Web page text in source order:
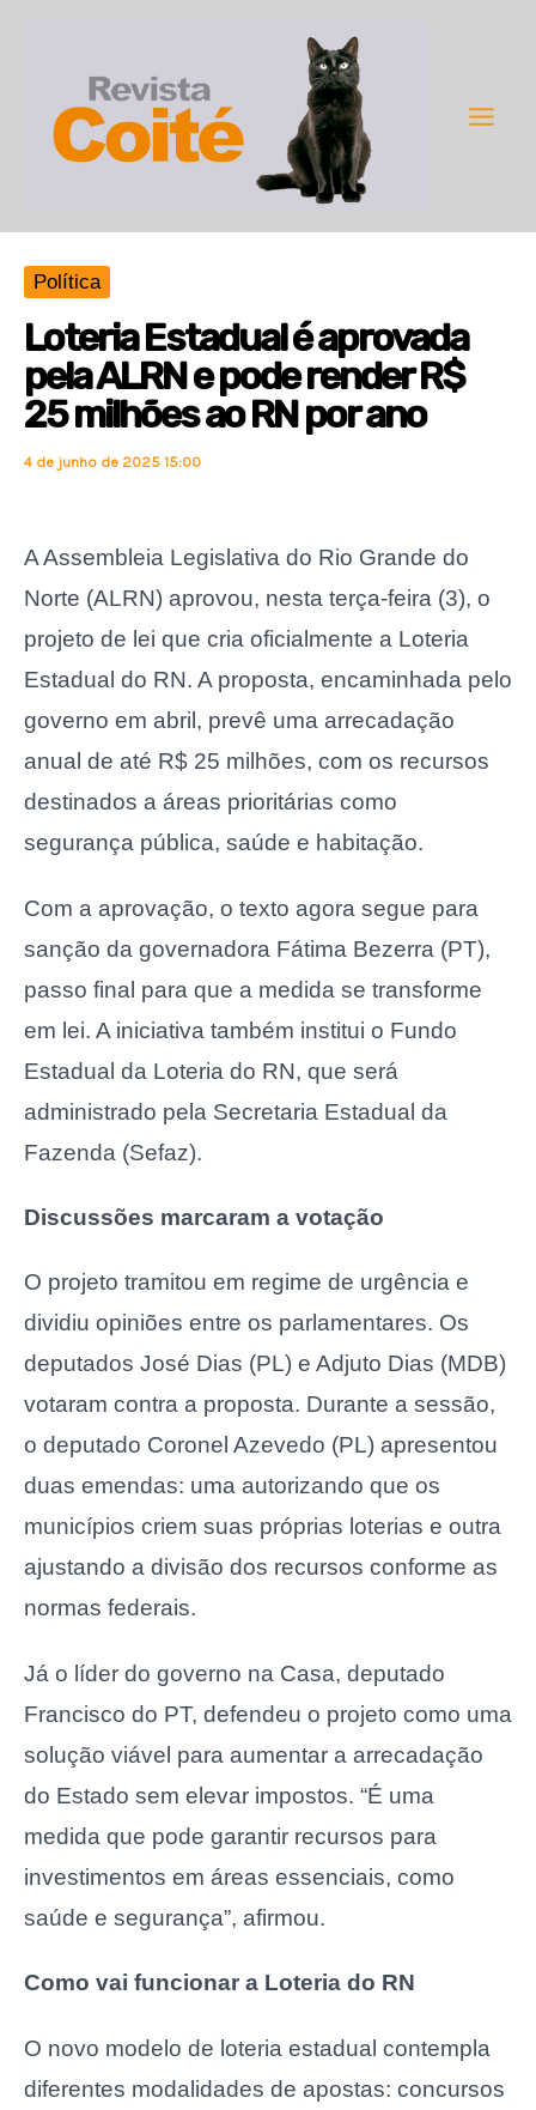
conteúdo
Política
Loteria Estadual é aprovada
pela ALRN e pode render R$
25 milhões ao RN por ano
4 de junho de 2025 15:00
A Assembleia Legislativa do Rio Grande do
Norte (ALRN) aprovou, nesta terça-feira (3), o
projeto de lei que cria oficialmente a Loteria
Estadual do RN. A proposta, encaminhada pelo
governo em abril, prevê uma arrecadação
anual de até R$ 25 milhões, com os recursos
destinados a áreas prioritárias como
segurança pública, saúde e habitação.
Com a aprovação, o texto agora segue para
sanção da governadora Fátima Bezerra (PT),
passo final para que a medida se transforme
em lei. A iniciativa também institui o Fundo
Estadual da Loteria do RN, que será
administrado pela Secretaria Estadual da
Fazenda (Sefaz).
Discussões marcaram a votação
O projeto tramitou em regime de urgência e
dividiu opiniões entre os parlamentares. Os
deputados José Dias (PL) e Adjuto Dias (MDB)
votaram contra a proposta. Durante a sessão,
o deputado Coronel Azevedo (PL) apresentou
duas emendas: uma autorizando que os
municípios criem suas próprias loterias e outra
ajustando a divisão dos recursos conforme as
normas federais.
Já o líder do governo na Casa, deputado
Francisco do PT, defendeu o projeto como uma
solução viável para aumentar a arrecadação
do Estado sem elevar impostos. “É uma
medida que pode garantir recursos para
investimentos em áreas essenciais, como
saúde e segurança”, afirmou.
Como vai funcionar a Loteria do RN
O novo modelo de loteria estadual contempla
diferentes modalidades de apostas: concursos